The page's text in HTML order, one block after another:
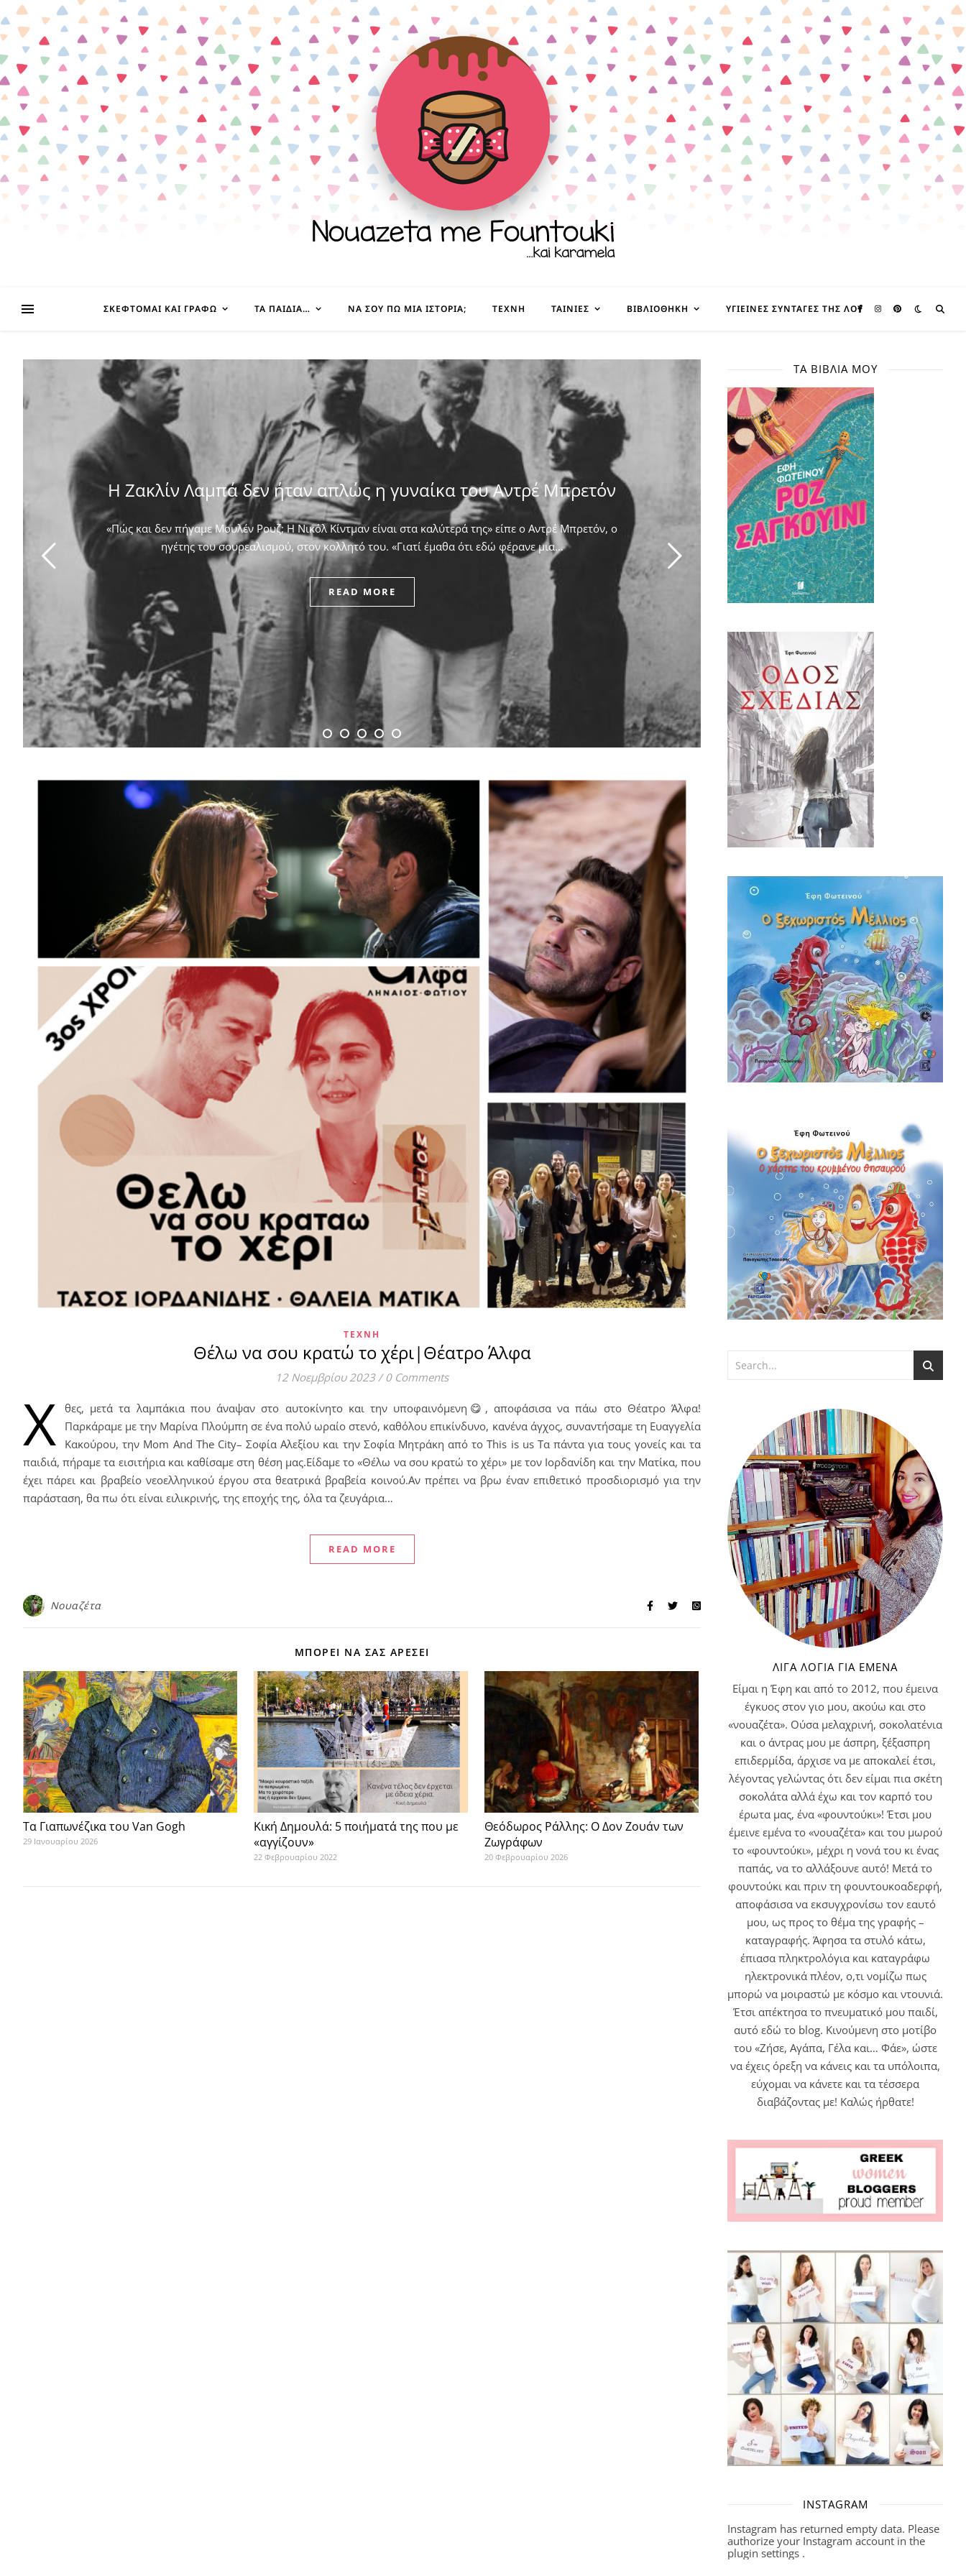
ΣΚΈΦΤΟΜΑΙ ΚΑΙ ΓΡΆΦΩ ΤΑ ΠΑΙΔΊΑ… ΝΑ ΣΟΥ ΠΩ ΜΙΑ ΙΣΤΟΡΊΑ; ΤΈΧΝΗ ΤΑΙΝΊΕΣ ΒΙΒΛΙΟΘΉΚΗ ΥΓΙΕΙΝΈΣ ΣΥΝΤΑΓΈΣ ΤΗΣ ΛΟΥ
Η Ζακλίν Λαμπά δεν ήταν απλώς η γυναίκα του Αντρέ Μπρετόν
«Πώς και δεν πήγαμε Μουλέν Ρουζ; Η Νικόλ Κίντμαν είναι στα καλύτερά της» είπε ο Αντρέ Μπρετόν, ο
ηγέτης του σουρεαλισμού, στον κολλητό του. ​«Γιατί έμαθα ότι εδώ φέρανε μια…
READ MORE
ΤΈΧΝΗ
Θέλω να σου κρατώ το χέρι|Θέατρο Άλφα
12 Νοεμβρίου 2023 / 0 Comments
Χ θες, μετά τα λαμπάκια που άναψαν στο αυτοκίνητο και την υποφαινόμενη😋, αποφάσισα να πάω στο Θέατρο Άλφα!
Παρκάραμε με την Μαρίνα Πλούμπη σε ένα πολύ ωραίο στενό, καθόλου επικίνδυνο, κανένα άγχος, συναντήσαμε τη Ευαγγελία
Κακούρου, την Mom And The City– Σοφία Αλεξίου και την Σοφία Μητράκη από το This is us Τα πάντα για τους γονείς και τα
παιδιά, πήραμε τα εισιτήρια και καθίσαμε στη θέση μας.Είδαμε το «Θέλω να σου κρατώ το χέρι» με τον Ιορδανίδη και την Ματίκα, που
έχει πάρει και βραβείο νεοελληνικού έργου στα θεατρικά βραβεία κοινού.Αν πρέπει να βρω έναν επιθετικό προσδιορισμό για την
παράσταση, θα πω ότι είναι ειλικρινής, της εποχής της, όλα τα ζευγάρια…
READ MORE
Νουαζέτα
ΜΠΟΡΕΊ ΝΑ ΣΑΣ ΑΡΈΣΕΙ
Τα Γιαπωνέζικα του Van Gogh
29 Ιανουαρίου 2026
Κική Δημουλά: 5 ποιήματά της που με
«αγγίζουν»
22 Φεβρουαρίου 2022
Θεόδωρος Ράλλης: Ο Δον Ζουάν των
Ζωγράφων
20 Φεβρουαρίου 2026
ΤΑ ΒΙΒΛΊΑ ΜΟΥ
ΛΊΓΑ ΛΌΓΙΑ ΓΙΑ ΕΜΈΝΑ
Είμαι η Έφη και από το 2012, που έμεινα
έγκυος στον γιο μου, ακούω και στο
«νουαζέτα». Ούσα μελαχρινή, σοκολατένια
και ο άντρας μου με άσπρη, ξέξασπρη
επιδερμίδα, άρχισε να με αποκαλεί έτσι,
λέγοντας γελώντας ότι δεν είμαι πια σκέτη
σοκολάτα αλλά έχω και τον καρπό του
έρωτα μας, ένα «φουντούκι»! Έτσι μου
έμεινε εμένα το «νουαζέτα» και του μωρού
το «φουντούκι», μέχρι η νονά του κι ένας
παπάς, να το αλλάξουνε αυτό! Μετά το
φουντούκι και πριν τη φουντουκοαδερφή,
αποφάσισα να εκσυγχρονίσω τον εαυτό
μου, ως προς το θέμα της γραφής –
καταγραφής. Άφησα τα στυλό κάτω,
έπιασα πληκτρολόγια και καταγράφω
ηλεκτρονικά πλέον, ο,τι νομίζω πως
μπορώ να μοιραστώ με κόσμο και ντουνιά.
Έτσι απέκτησα το πνευματικό μου παιδί,
αυτό εδώ το blog. Κινούμενη στο μοτίβο
του «Ζήσε, Αγάπα, Γέλα και… Φάε», ώστε
να έχεις όρεξη να κάνεις και τα υπόλοιπα,
εύχομαι να κάνετε και τα τέσσερα
διαβάζοντας με! Καλώς ήρθατε!
INSTAGRAM
Instagram has returned empty data. Please
authorize your Instagram account in the
plugin settings .